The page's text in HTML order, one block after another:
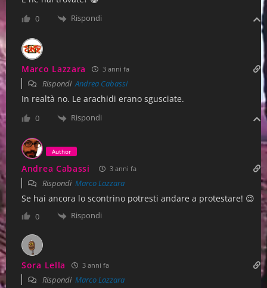
0 Rispondi
Marco Lazzara 3 anni fa
RispondiAndrea Cabassi
In realtà no. Le arachidi erano sgusciate.
0 Rispondi
Author
Andrea Cabassi 3 anni fa
Rispondi Marco Lazzara
Se hai ancora lo scontrino potresti andare a protestare! 😉
0 Rispondi
Sora Lella 3 anni fa
Rispondi Marco Lazzara